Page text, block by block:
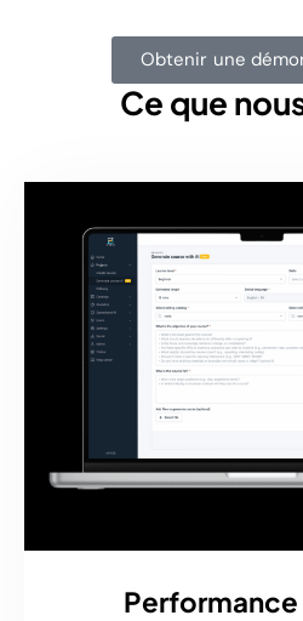
Obtenir une
Ce que
Performance